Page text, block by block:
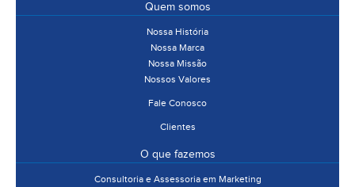
Quem somos
Nossa História
Nossa Marca
Nossa Missão
Nossos Valores
Fale Conosco
Clientes
O que fazemos
Consultoria e Assessoria em Marketing